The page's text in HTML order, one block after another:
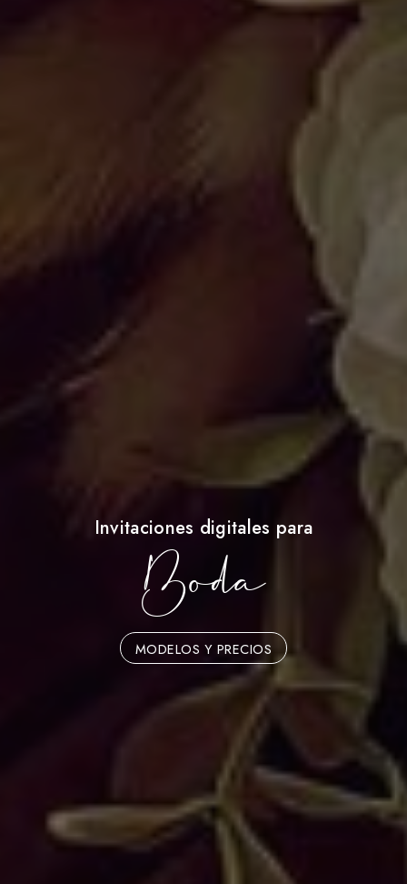
Invitaciones digitales para
Boda
MODELOS Y PRECIOS